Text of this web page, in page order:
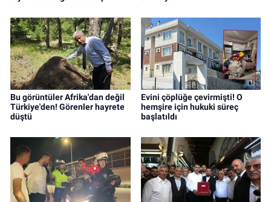
Bu görüntüler Afrika'dan değil
Türkiye'den! Görenler hayrete
düştü
Evini çöplüğe çevirmişti! O
hemşire için hukuki süreç
başlatıldı